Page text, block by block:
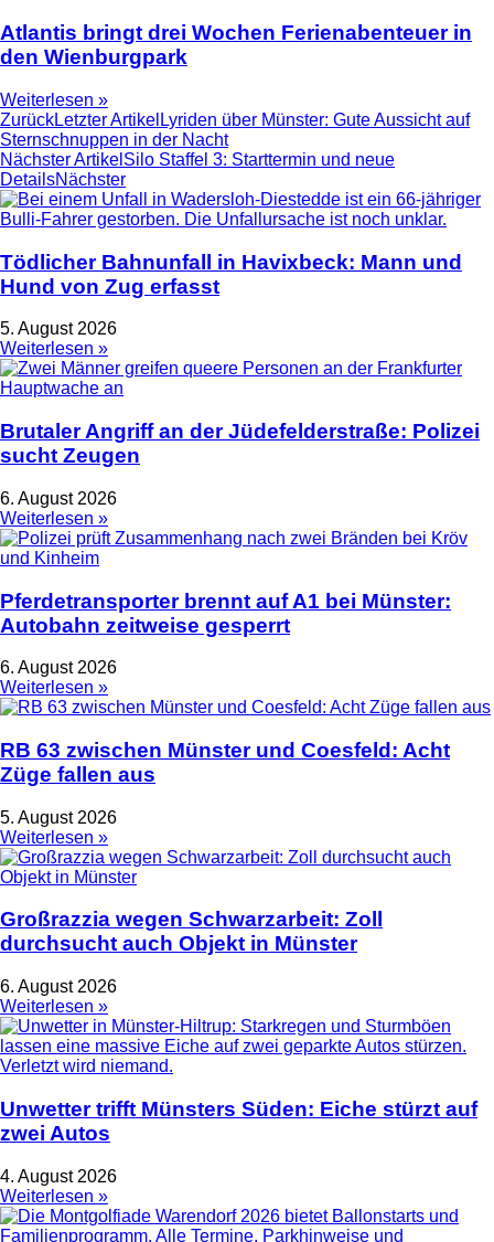
Atlantis bringt drei Wochen Ferienabenteuer in
den Wienburgpark
Weiterlesen »
ZurückLetzter Artikel Lyriden über Münster: Gute Aussicht auf
Sternschnuppen in der Nacht
Nächster Artikel Silo Staffel 3: Starttermin und neue
DetailsNächster
Tödlicher Bahnunfall in Havixbeck: Mann und
Hund von Zug erfasst
5. August 2026
Weiterlesen »
Brutaler Angriff an der Jüdefelderstraße: Polizei
sucht Zeugen
6. August 2026
Weiterlesen »
Pferdetransporter brennt auf A1 bei Münster:
Autobahn zeitweise gesperrt
6. August 2026
Weiterlesen »
RB 63 zwischen Münster und Coesfeld: Acht
Züge fallen aus
5. August 2026
Weiterlesen »
Großrazzia wegen Schwarzarbeit: Zoll
durchsucht auch Objekt in Münster
6. August 2026
Weiterlesen »
Unwetter trifft Münsters Süden: Eiche stürzt auf
zwei Autos
4. August 2026
Weiterlesen »